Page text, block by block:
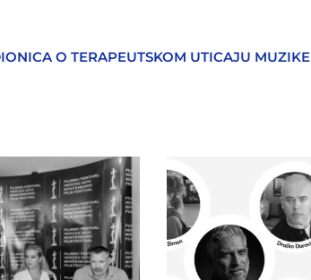
O TERAPEUTSKOM UTICAJU MUZIKE